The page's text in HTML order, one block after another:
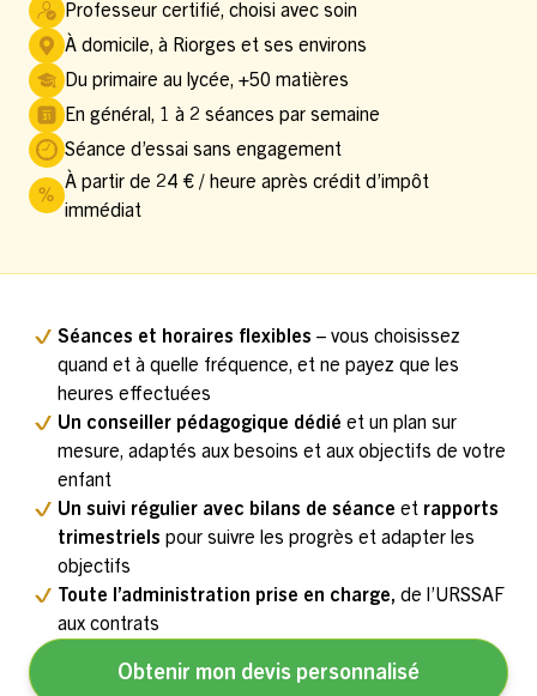
Professeur certifié, choisi avec soin
À domicile, à Riorges et ses environs
Du primaire au lycée, +50 matières
En général, 1 à 2 séances par semaine
Séance d’essai sans engagement
À partir de 24 € / heure après crédit d’impôt
immédiat
Séances et horaires flexibles – vous choisissez
quand et à quelle fréquence, et ne payez que les
heures effectuées
Un conseiller pédagogique dédié et un plan sur
mesure, adaptés aux besoins et aux objectifs de votre
enfant
Un suivi régulier avec bilans de séance et rapports
trimestriels pour suivre les progrès et adapter les
objectifs
Toute l’administration prise en charge, de l’URSSAF
aux contrats
Obtenir mon devis personnalisé